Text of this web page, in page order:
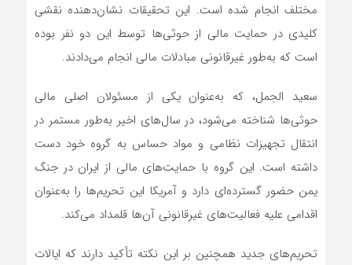
مختلف انجام شده است. این تحقیقات نشان‌دهنده نقشی
کلیدی در حمایت مالی از حوثی‌ها توسط این دو نفر بوده
است که به‌طور غیرقانونی مبادلات مالی انجام می‌دادند.
سعید الجمل، که به‌عنوان یکی از مسئولان اصلی مالی
حوثی‌ها شناخته می‌شود، در سال‌های اخیر به‌طور مستمر در
انتقال تجهیزات نظامی و مواد حساس به گروه خود دست
داشته است. این گروه با حمایت‌های مالی از ایران در جنگ
یمن حضور گسترده‌ای دارد و آمریکا این تحریم‌ها را به‌عنوان
اقدامی علیه فعالیت‌های غیرقانونی آن‌ها قلمداد می‌کند.
تحریم‌های جدید همچنین بر این نکته تأکید دارند که ایالات